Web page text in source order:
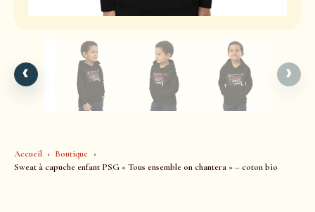
Accueil
Boutique
Sweat à capuche enfant PSG « Tous ensemble on chantera » – coton bio
‹ ›